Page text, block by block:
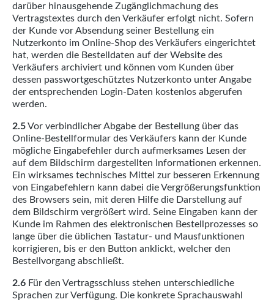
darüber hinausgehende Zugänglichmachung des
Vertragstextes durch den Verkäufer erfolgt nicht. Sofern
der Kunde vor Absendung seiner Bestellung ein
Nutzerkonto im Online-Shop des Verkäufers eingerichtet
hat, werden die Bestelldaten auf der Website des
Verkäufers archiviert und können vom Kunden über
dessen passwortgeschütztes Nutzerkonto unter Angabe
der entsprechenden Login-Daten kostenlos abgerufen
werden.
2.5Vor verbindlicher Abgabe der Bestellung über das
Online-Bestellformular des Verkäufers kann der Kunde
mögliche Eingabefehler durch aufmerksames Lesen der
auf dem Bildschirm dargestellten Informationen erkennen.
Ein wirksames technisches Mittel zur besseren Erkennung
von Eingabefehlern kann dabei die Vergrößerungsfunktion
des Browsers sein, mit deren Hilfe die Darstellung auf
dem Bildschirm vergrößert wird. Seine Eingaben kann der
Kunde im Rahmen des elektronischen Bestellprozesses so
lange über die üblichen Tastatur- und Mausfunktionen
korrigieren, bis er den Button anklickt, welcher den
Bestellvorgang abschließt.
2.6 Für den Vertragsschluss stehen unterschiedliche
Sprachen zur Verfügung. Die konkrete Sprachauswahl